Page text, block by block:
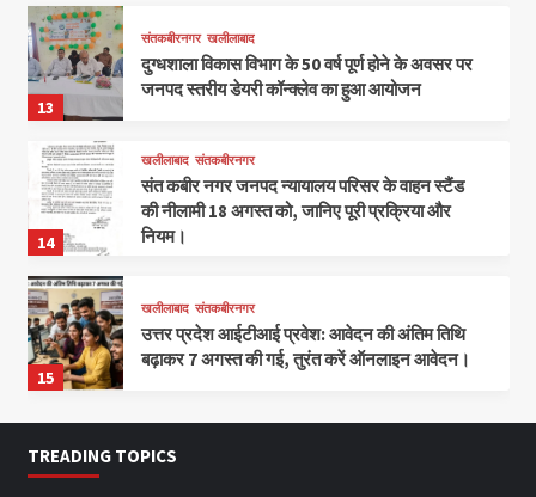
13
संतकबीरनगर खलीलाबाद
दुग्धशाला विकास विभाग के 50 वर्ष पूर्ण होने के अवसर पर
जनपद स्तरीय डेयरी कॉन्क्लेव का हुआ आयोजन
14
खलीलाबाद संतकबीरनगर
संत कबीर नगर जनपद न्यायालय परिसर के वाहन स्टैंड
की नीलामी 18 अगस्त को, जानिए पूरी प्रक्रिया और
नियम।
15
खलीलाबाद संतकबीरनगर
उत्तर प्रदेश आईटीआई प्रवेश: आवेदन की अंतिम तिथि
बढ़ाकर 7 अगस्त की गई, तुरंत करें ऑनलाइन आवेदन।
TREADING TOPICS